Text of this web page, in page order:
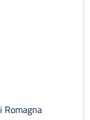
Romagna